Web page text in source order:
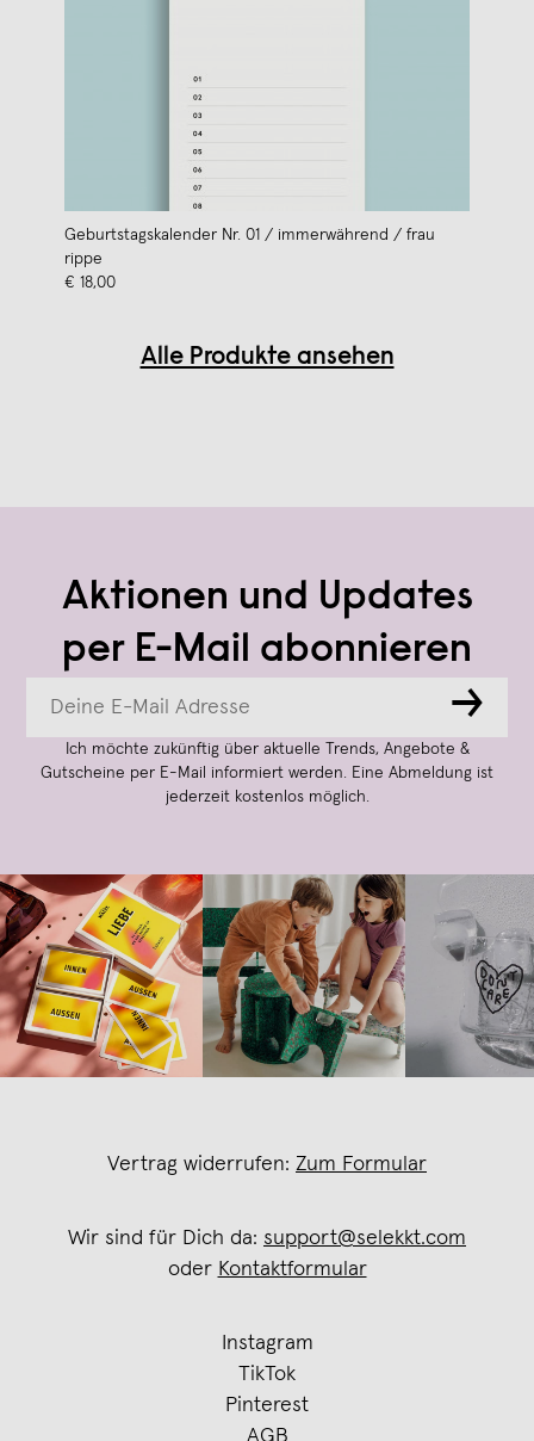
Geburtstagskalender Nr. 01 / immerwährend / frau
rippe
€ 18,00
Alle Produkte ansehen
Aktionen und Updates
per E-Mail abonnieren
→
Ich möchte zukünftig über aktuelle Trends, Angebote &
Gutscheine per E-Mail informiert werden. Eine Abmeldung ist
jederzeit kostenlos möglich.
Vertrag widerrufen: Zum Formular
Wir sind für Dich da: support@selekkt.com
oder Kontaktformular
Instagram
TikTok
Pinterest